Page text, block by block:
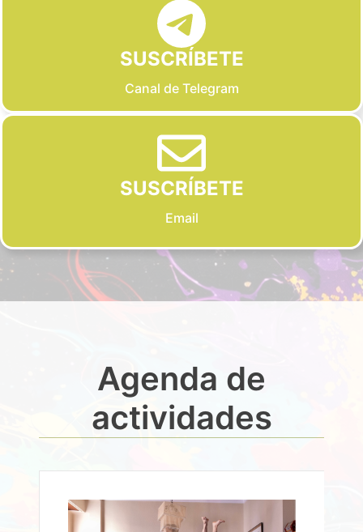
SUSCRÍBETE
Canal de Telegram
SUSCRÍBETE
Email
Agenda de
actividades